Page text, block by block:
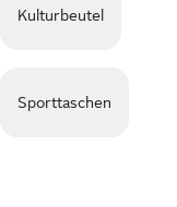
Kulturbeutel
Sporttaschen